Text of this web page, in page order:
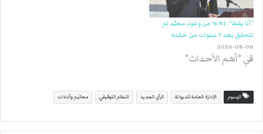
“أنا يقظ”: 81 % من وعود سعيّد لم
تتحقق بعد 7 سنوات من حكمه
2026-08-06
في "أهم الأحداث"
الوسوم الإدارة العامة للديوانة الرأي الجديد النظام التوقيفي معاليم وآداءات